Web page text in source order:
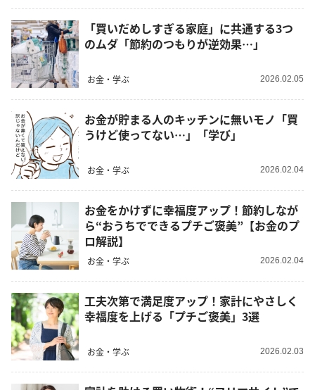
「買いだめしすぎる家庭」に共通する3つ
のムダ「節約のつもりが逆効果…」
お金・学ぶ 2026.02.05
お金が貯まる人のキッチンに無いモノ「買
うけど使ってない…」「学び」
お金・学ぶ 2026.02.04
お金をかけずに幸福度アップ！節約しなが
ら“おうちでできるプチご褒美”【お金のプ
ロ解説】
お金・学ぶ 2026.02.04
工夫次第で満足度アップ！家計にやさしく
幸福度を上げる「プチご褒美」3選
お金・学ぶ 2026.02.03